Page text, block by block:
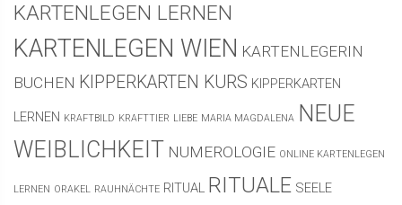
KARTENLEGEN LERNEN
KARTENLEGEN WIEN KARTENLEGERIN
BUCHEN KIPPERKARTEN KURS KIPPERKARTEN
LERNEN KRAFTBILD KRAFTTIER LIEBE MARIA MAGDALENA
NEUE
WEIBLICHKEIT NUMEROLOGIE ONLINE KARTENLEGEN
LERNEN ORAKEL RAUHNÄCHTE RITUAL RITUALE SEELE